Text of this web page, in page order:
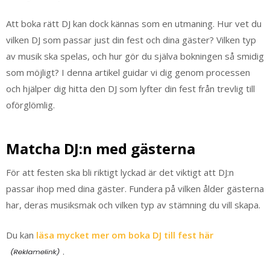
Att boka rätt DJ kan dock kännas som en utmaning. Hur vet du
vilken DJ som passar just din fest och dina gäster? Vilken typ
av musik ska spelas, och hur gör du själva bokningen så smidig
som möjligt? I denna artikel guidar vi dig genom processen
och hjälper dig hitta den DJ som lyfter din fest från trevlig till
oförglömlig.
Matcha DJ:n med gästerna
För att festen ska bli riktigt lyckad är det viktigt att DJ:n
passar ihop med dina gäster. Fundera på vilken ålder gästerna
har, deras musiksmak och vilken typ av stämning du vill skapa.
Du kan läsa mycket mer om boka DJ till fest här
.